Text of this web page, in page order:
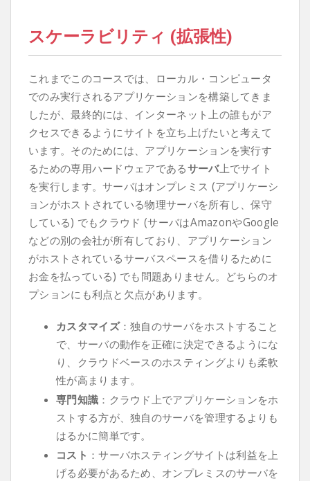
スケーラビリティ (拡張性)
これまでこのコースでは、ローカル・コンピュータ
でのみ実行されるアプリケーションを構築してきま
したが、最終的には、インターネット上の誰もがア
クセスできるようにサイトを立ち上げたいと考えて
います。そのためには、アプリケーションを実行す
るための専用ハードウェアであるサーバ上でサイト
を実行します。サーバはオンプレミス (アプリケーシ
ョンがホストされている物理サーバを所有し、保守
している) でもクラウド (サーバはAmazonやGoogle
などの別の会社が所有しており、アプリケーション
がホストされているサーバスペースを借りるために
お金を払っている) でも問題ありません。どちらのオ
プションにも利点と欠点があります。
カスタマイズ：独自のサーバをホストすること
で、サーバの動作を正確に決定できるようにな
り、クラウドベースのホスティングよりも柔軟
性が高まります。
専門知識 ：クラウド上でアプリケーションをホ
ストする方が、独自のサーバを管理するよりも
はるかに簡単です。
コスト ：サーバホスティングサイトは利益を上
げる必要があるため、オンプレミスのサーバを